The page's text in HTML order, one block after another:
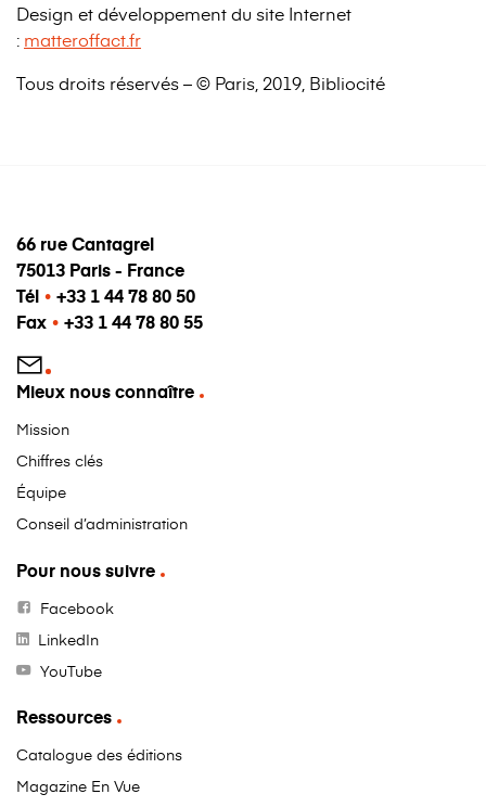
Design et développement du site Internet
: matteroffact.fr
Tous droits réservés – © Paris, 2019, Bibliocité
66 rue Cantagrel
75013 Paris - France
Tél • +33 1 44 78 80 50
Fax • +33 1 44 78 80 55
Mieux nous connaître
Mission
Chiffres clés
Équipe
Conseil d’administration
Pour nous suivre
Facebook
LinkedIn
YouTube
Ressources
Catalogue des éditions
Magazine En Vue